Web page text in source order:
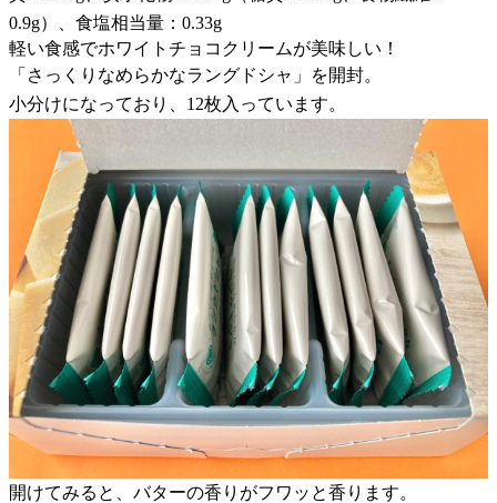
0.9g）、食塩相当量：0.33g
軽い食感でホワイトチョコクリームが美味しい！
「さっくりなめらかなラングドシャ」を開封。
小分けになっており、12枚入っています。
開けてみると、バターの香りがフワッと香ります。